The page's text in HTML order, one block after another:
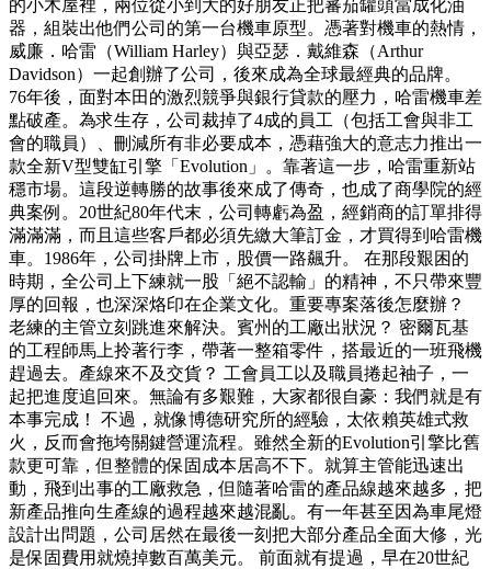
的小木屋裡，兩位從小到大的好朋友正把蕃茄罐頭當成化油
器，組裝出他們公司的第一台機車原型。憑著對機車的熱情，
威廉．哈雷（William Harley）與亞瑟．戴維森（Arthur
Davidson）一起創辦了公司，後來成為全球最經典的品牌。
76年後，面對本田的激烈競爭與銀行貸款的壓力，哈雷機車差
點破產。為求生存，公司裁掉了4成的員工（包括工會與非工
會的職員）、刪減所有非必要成本，憑藉強大的意志力推出一
款全新V型雙缸引擎「Evolution」。靠著這一步，哈雷重新站
穩市場。這段逆轉勝的故事後來成了傳奇，也成了商學院的經
典案例。20世紀80年代末，公司轉虧為盈，經銷商的訂單排得
滿滿滿，而且這些客戶都必須先繳大筆訂金，才買得到哈雷機
車。1986年，公司掛牌上市，股價一路飆升。 在那段艱困的
時期，全公司上下練就一股「絕不認輸」的精神，不只帶來豐
厚的回報，也深深烙印在企業文化。重要專案落後怎麼辦？
老練的主管立刻跳進來解決。賓州的工廠出狀況？ 密爾瓦基
的工程師馬上拎著行李，帶著一整箱零件，搭最近的一班飛機
趕過去。產線來不及交貨？ 工會員工以及職員捲起袖子，一
起把進度追回來。無論有多艱難，大家都很自豪：我們就是有
本事完成！ 不過，就像博德研究所的經驗，太依賴英雄式救
火，反而會拖垮關鍵營運流程。雖然全新的Evolution引擎比舊
款更可靠，但整體的保固成本居高不下。就算主管能迅速出
動，飛到出事的工廠救急，但隨著哈雷的產品線越來越多，把
新產品推向生產線的過程越來越混亂。有一年甚至因為車尾燈
設計出問題，公司居然在最後一刻把大部分產品全面大修，光
是保固費用就燒掉數百萬美元。 前面就有提過，早在20世紀